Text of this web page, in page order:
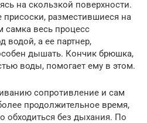
на скользкой поверхности.
разместившиеся на
самка весь процесс
водой, а ее партнер,
дышать. Кончик брюшка,
воды, помогает ему в этом.
сопротивление и сам
продолжительное время,
обходиться без дыхания. По